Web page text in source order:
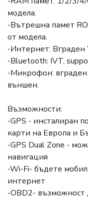
модела.
-Вътрешна памет
от модела.
-Интернет: Вграден
-Bluetooth: IVT,
-Микрофон: вграден
външен.
Възможности:
-GPS - инсталиран
карти на Европа и
-GPS Dual Zone -
навигация
-Wi-Fi- бъдете
интернет
-OBD2-